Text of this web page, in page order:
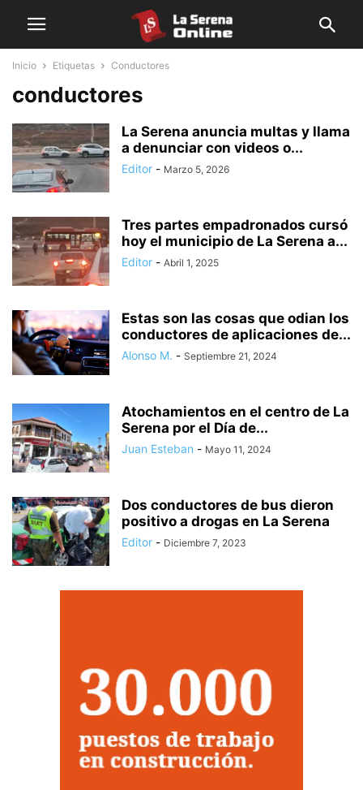
Inicio Etiquetas Conductores
conductores
La Serena anuncia multas y llama
a denunciar con videos o...
Editor - Marzo 5, 2026
Tres partes empadronados cursó
hoy el municipio de La Serena a...
Editor - Abril 1, 2025
Estas son las cosas que odian los
conductores de aplicaciones de...
Alonso M. - Septiembre 21, 2024
Atochamientos en el centro de La
Serena por el Día de...
Juan Esteban - Mayo 11, 2024
Dos conductores de bus dieron
positivo a drogas en La Serena
Editor - Diciembre 7, 2023